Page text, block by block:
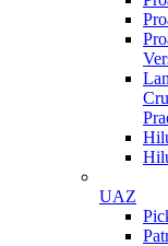
UAZ